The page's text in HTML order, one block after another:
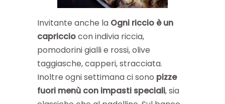
Invitante anche la Ogni riccio è un
capricciocon indivia riccia,
pomodorini gialli e rossi, olive
taggiasche, capperi, stracciata.
Inoltre ogni settimana ci sono pizze
fuori menù con impasti speciali, sia